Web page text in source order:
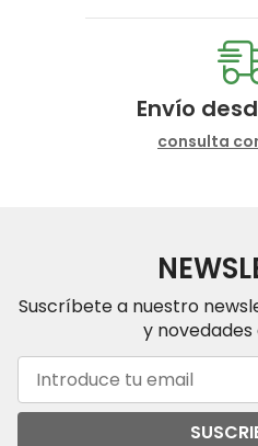
Envío
consulta
Suscríbete a nuestro
y novedades